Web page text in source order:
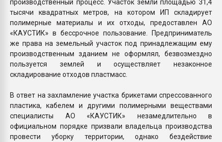
производственный процесс. Участок земли площадью 31,4
тысячи квадратных метров, на котором ИП складирует
полимерные материалы и их отходы, предоставлен АО
«КАУСТИК» в бессрочное пользование. Предприниматель
же права на земельный участок под принадлежащим ему
производственным зданием не оформлял, безвозмездно
пользуется землей и осуществляет незаконное
складирование отходов пластмасс.
В ответ на захламление участка брикетами спрессованного
пластика, кабелем и другими полимерными веществами
специалисты АО «КАУСТИК» незамедлительно в
официальном порядке призвали владельца производства
провести уборку территории, однако бездействие